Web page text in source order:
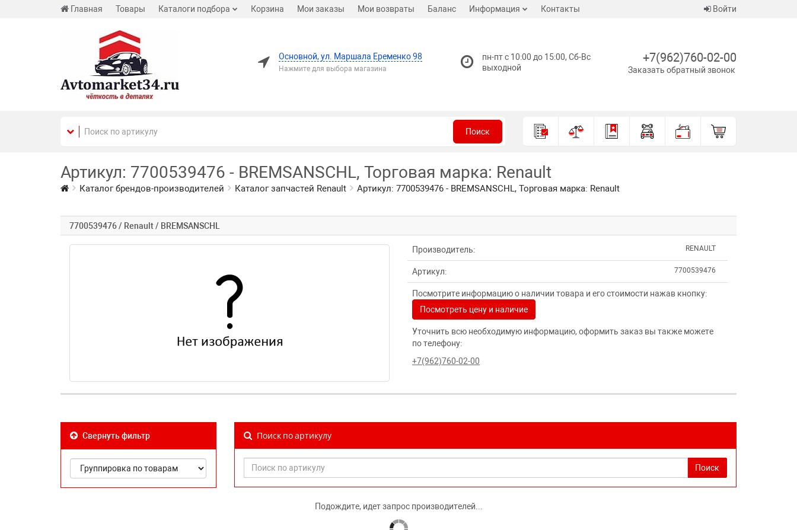
Главная Товары Каталоги подбора Корзина Мои заказы Мои возвраты Баланс Информация Контакты Войти
Основной, ул. Маршала Еременко 98
Нажмите для выбора магазина
пн-пт с 10:00 до 15:00, Сб-Вс
выходной
+7(962)760-02-00
Заказать обратный звонок
Поиск
Артикул: 7700539476 - BREMSANSCHL, Торговая марка: Renault
Каталог брендов-производителей Каталог запчастей Renault Артикул: 7700539476 - BREMSANSCHL, Торговая марка: Renault
7700539476 / Renault / BREMSANSCHL
Производитель: RENAULT
Артикул: 7700539476
Посмотрите информацию о наличии товара и его стоимости нажав кнопку:
Посмотреть цену и наличие
Уточнить всю необходимую информацию, оформить заказ вы также можете
по телефону:
+7(962)760-02-00
Свернуть фильтр Поиск по артикулу
Поиск
Подождите, идет запрос производителей...